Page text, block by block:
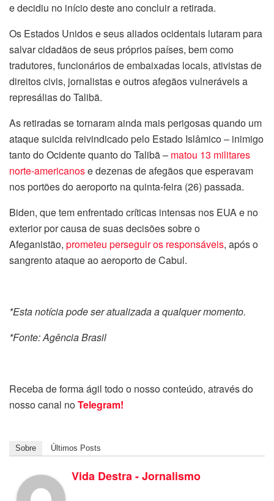
e decidiu no início deste ano concluir a retirada.
Os Estados Unidos e seus aliados ocidentais lutaram para
salvar cidadãos de seus próprios países, bem como
tradutores, funcionários de embaixadas locais, ativistas de
direitos civis, jornalistas e outros afegãos vulneráveis a
represálias do Talibã.
As retiradas se tornaram ainda mais perigosas quando um
ataque suicida reivindicado pelo Estado Islâmico – inimigo
tanto do Ocidente quanto do Talibã – matou 13 militares
norte-americanose dezenas de afegãos que esperavam
nos portões do aeroporto na quinta-feira (26) passada.
Biden, que tem enfrentado críticas intensas nos EUA e no
exterior por causa de suas decisões sobre o
Afeganistão, prometeu perseguir os responsáveis, após o
sangrento ataque ao aeroporto de Cabul.
*Esta notícia pode ser atualizada a qualquer momento.
*Fonte: Agência Brasil
Receba de forma ágil todo o nosso conteúdo, através do
nosso canal noTelegram!
Sobre Últimos Posts
Vida Destra - Jornalismo